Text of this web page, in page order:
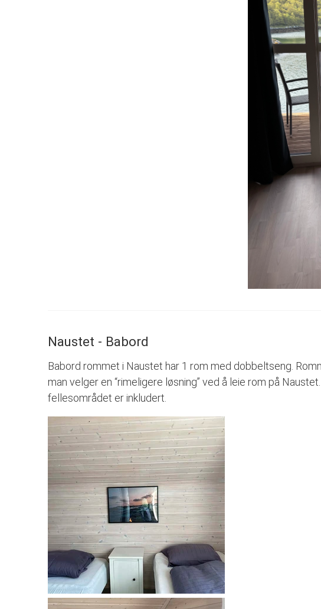
Naustet - Babord
Babord rommet i Naustet har 1 rom med dobbeltseng.
man velger en “rimeligere løsning” ved å leie rom på
fellesområdet er inkludert.